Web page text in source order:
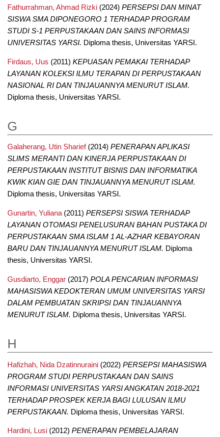
Fathurrahman, Ahmad Rizki(2024) PERSEPSI DAN MINAT
SISWA SMA DIPONEGORO 1 TERHADAP PROGRAM
STUDI S-1 PERPUSTAKAAN DAN SAINS INFORMASI
UNIVERSITAS YARSI. Diploma thesis, Universitas YARSI.
Firdaus, Uus (2011) KEPUASAN PEMAKAI TERHADAP
LAYANAN KOLEKSI ILMU TERAPAN DI PERPUSTAKAAN
NASIONAL RI DAN TINJAUANNYA MENURUT ISLAM.
Diploma thesis, Universitas YARSI.
G
Galaherang, Utin Sharief(2014) PENERAPAN APLIKASI
SLIMS MERANTI DAN KINERJA PERPUSTAKAAN DI
PERPUSTAKAAN INSTITUT BISNIS DAN INFORMATIKA
KWIK KIAN GIE DAN TINJAUANNYA MENURUT ISLAM.
Diploma thesis, Universitas YARSI.
Gunartin, Yuliana(2011) PERSEPSI SISWA TERHADAP
LAYANAN OTOMASI PENELUSURAN BAHAN PUSTAKA DI
PERPUSTAKAAN SMA ISLAM 1 AL-AZHAR KEBAYORAN
BARU DAN TINJAUANNYA MENURUT ISLAM. Diploma
thesis, Universitas YARSI.
Gusdiarto, Enggar(2017) POLA PENCARIAN INFORMASI
MAHASISWA KEDOKTERAN UMUM UNIVERSITAS YARSI
DALAM PEMBUATAN SKRIPSI DAN TINJAUANNYA
MENURUT ISLAM. Diploma thesis, Universitas YARSI.
H
Hafizhah, Nida Dzatinnuraini(2022) PERSEPSI MAHASISWA
PROGRAM STUDI PERPUSTAKAAN DAN SAINS
INFORMASI UNIVERSITAS YARSI ANGKATAN 2018-2021
TERHADAP PROSPEK KERJA BAGI LULUSAN ILMU
PERPUSTAKAAN. Diploma thesis, Universitas YARSI.
Hardini, Lusi(2012) PENERAPAN PEMBELAJARAN